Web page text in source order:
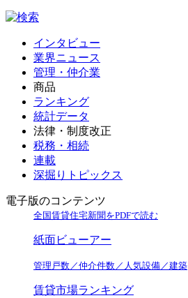
インタビュー
業界ニュース
管理・仲介業
商品
ランキング
統計データ
法律・制度改正
税務・相続
連載
深掘りトピックス
電子版のコンテンツ
全国賃貸住宅新聞をPDFで読む
紙面ビューアー
管理戸数／仲介件数／人気設備／建築
賃貸市場ランキング